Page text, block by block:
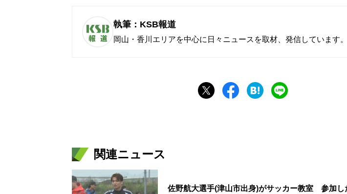
執筆：KSB報道
岡山・香川エリアを中心に日々ニュースを取材、発信しています。
関連ニュース
佐野航大選手(津山市出身)がサッカー教室 参加し